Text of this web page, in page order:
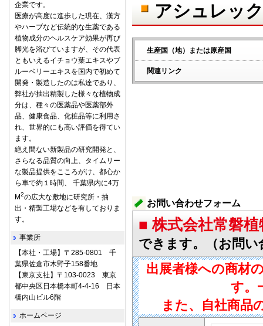
アシュレッ
生産国（地）または原産国
関連リンク
お問い合わせフォーム
■ 株式会社常磐
できます。（お問い
出展者様への商材
す。
また、自社商品
企業です。
医療が高度に進歩した現在、漢方
やハーブなど伝統的な生薬である
植物成分のヘルスケア効果が再び
脚光を浴びていますが、その代表
ともいえるイチョウ葉エキスやブ
ルーベリーエキスを国内で初めて
開発・製造したのは私達であり、
弊社が抽出精製した様々な植物成
分は、種々の医薬品や医薬部外
品、健康食品、化粧品等に利用さ
れ、世界的にも高い評価を得てい
ます。
絶え間ない新製品の研究開発と、
さらなる品質の向上、タイムリー
な製品提供をこころがけ、都心か
ら車で約１時間、 千葉県内に4万
M2の広大な敷地に研究所・抽
出・精製工場などを有しておりま
す。
事業所
【本社・工場】〒285-0801 千
葉県佐倉市木野子158番地
【東京支社】〒103-0023 東京
都中央区日本橋本町4-4-16 日本
橋内山ビル6階
ホームページ